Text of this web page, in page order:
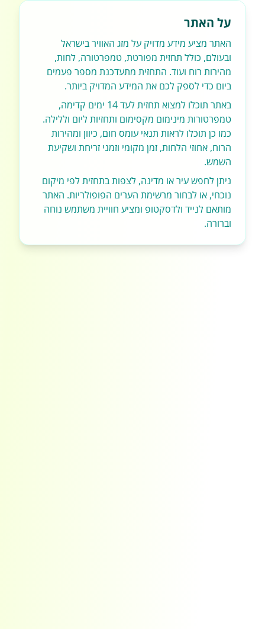
על האתר
האתר מציע מידע מדויק על מזג האוויר בישראל
ובעולם, כולל תחזית מפורטת, טמפרטורה, לחות,
מהירות רוח ועוד. התחזית מתעדכנת מספר פעמים
ביום כדי לספק לכם את המידע המדויק ביותר.
באתר תוכלו למצוא תחזית לעד 14 ימים קדימה,
טמפרטורות מינימום מקסימום ותחזיות ליום וללילה.
כמו כן תוכלו לראות תנאי עומס חום, כיוון ומהירות
הרוח, אחוזי הלחות, זמן מקומי וזמני זריחת ושקיעת
השמש.
ניתן לחפש עיר או מדינה, לצפות בתחזית לפי מיקום
נוכחי, או לבחור מרשימת הערים הפופולריות. האתר
מותאם לנייד ולדסקטופ ומציע חוויית משתמש נוחה
וברורה.